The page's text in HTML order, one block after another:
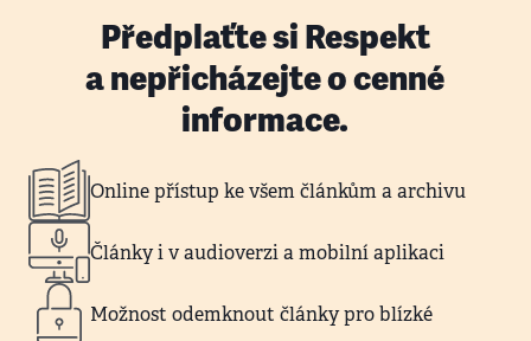
Předplaťte si Respekt
a nepřicházejte o cenné
informace.
Online přístup ke všem článkům a archivu
Články i v audioverzi a mobilní aplikaci
Možnost odemknout články pro blízké